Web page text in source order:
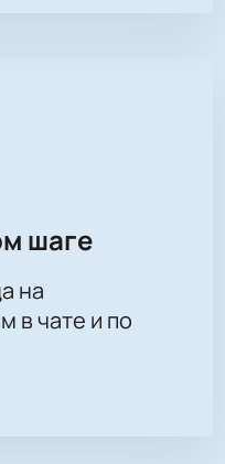
на Арене-
нужно выбрать
шаге
на
в чате и по